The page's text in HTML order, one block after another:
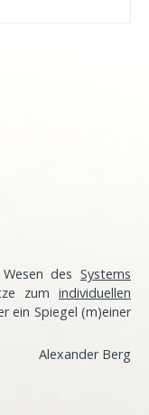
des Systems
zum individuellen
ein Spiegel (m)einer
Alexander Berg